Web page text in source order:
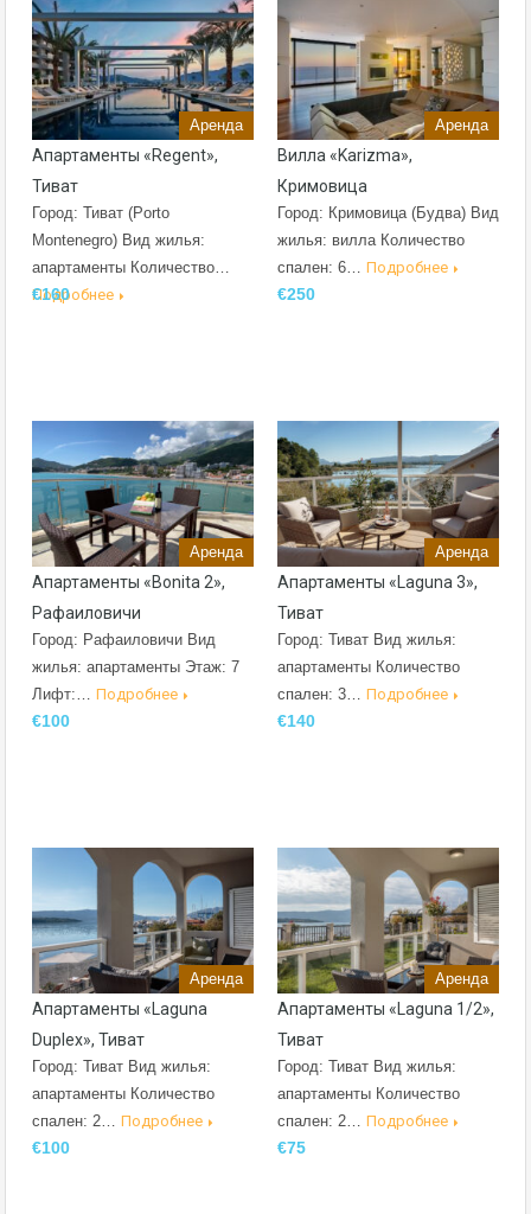
Аренда
Апартаменты «Regent»,
Тиват
Город: Тиват (Porto
Montenegro) Вид жилья:
апартаменты Количество…
Подробнее
€160
Аренда
Вилла «Karizma»,
Кримовица
Город: Кримовица (Будва) Вид
жилья: вилла Количество
спален: 6… Подробнее
€250
Аренда
Апартаменты «Bonita 2»,
Рафаиловичи
Город: Рафаиловичи Вид
жилья: апартаменты Этаж: 7
Лифт:… Подробнее
€100
Аренда
Апартаменты «Laguna 3»,
Тиват
Город: Тиват Вид жилья:
апартаменты Количество
спален: 3… Подробнее
€140
Аренда
Апартаменты «Laguna
Duplex», Тиват
Город: Тиват Вид жилья:
апартаменты Количество
спален: 2… Подробнее
€100
Аренда
Апартаменты «Laguna 1/2»,
Тиват
Город: Тиват Вид жилья:
апартаменты Количество
спален: 2… Подробнее
€75